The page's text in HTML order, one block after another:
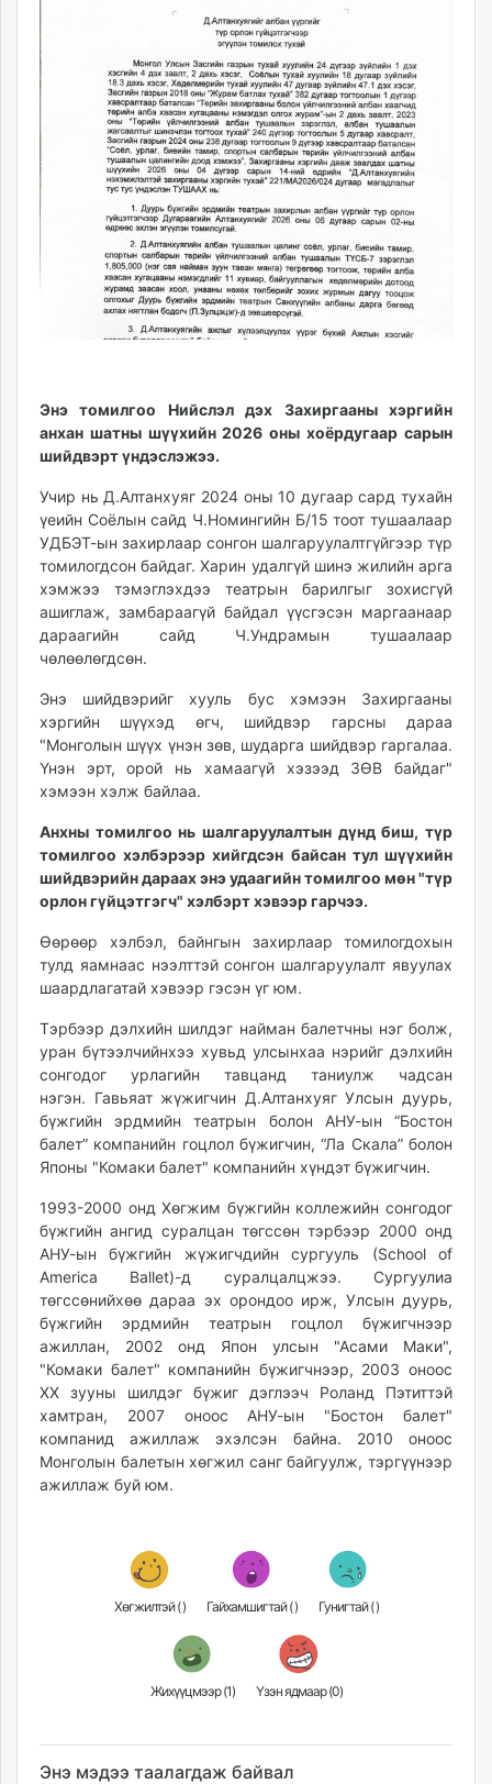
unuudur.mn
isee.mn
mglradio.com
fact.mn
itoim.mn
shuum.mn
times.mn
tvmongolia.mn
paparazzi.mn
unread.today
Энэ томилгоо Нийслэл дэх Захиргааны хэргийн
анхан шатны шүүхийн 2026 оны хоёрдугаар сарын
шийдвэрт үндэслэжээ.
Учир нь Д.Алтанхуяг 2024 оны 10 дугаар сард тухайн
үеийн Соёлын сайд Ч.Номингийн Б/15 тоот тушаалаар
УДБЭТ-ын захирлаар сонгон шалгаруулалтгүйгээр түр
томилогдсон байдаг. Харин удалгүй шинэ жилийн арга
хэмжээ тэмэглэхдээ театрын барилгыг зохисгүй
ашиглаж, замбараагүй байдал үүсгэсэн маргаанаар
дараагийн сайд Ч.Ундрамын тушаалаар
чөлөөлөгдсөн.
Энэ шийдвэрийг хууль бус хэмээн Захиргааны
хэргийн шүүхэд өгч, шийдвэр гарсны дараа
"Монголын шүүх үнэн зөв, шударга шийдвэр гаргалаа.
Үнэн эрт, орой нь хамаагүй хэзээд ЗӨВ байдаг"
хэмээн хэлж байлаа.
Анхны томилгоо нь шалгаруулалтын дүнд биш, түр
томилгоо хэлбэрээр хийгдсэн байсан тул шүүхийн
шийдвэрийн дараах энэ удаагийн томилгоо мөн "түр
орлон гүйцэтгэгч" хэлбэрт хэвээр гарчээ.
Өөрөөр хэлбэл, байнгын захирлаар томилогдохын
тулд яамнаас нээлттэй сонгон шалгаруулалт явуулах
шаардлагатай хэвээр гэсэн үг юм.
Тэрбээр дэлхийн шилдэг найман балетчны нэг болж,
уран бүтээлчийнхээ хувьд улсынхаа нэрийг дэлхийн
сонгодог урлагийн тавцанд таниулж чадсан
нэгэн. Гавьяат жүжигчин Д.Алтанхуяг Улсын дуурь,
бүжгийн эрдмийн театрын болон АНУ-ын “Бостон
балет” компанийн гоцлол бүжигчин, “Ла Скала” болон
Японы "Комаки балет" компанийн хүндэт бүжигчин.
1993-2000 онд Хөгжим бүжгийн коллежийн сонгодог
бүжгийн ангид суралцан төгссөн тэрбээр 2000 онд
АНУ-ын бүжгийн жүжигчдийн сургууль (School of
America Ballet)-д суралцалцжээ. Сургуулиа
төгссөнийхөө дараа эх орондоо ирж, Улсын дуурь,
бүжгийн эрдмийн театрын гоцлол бүжигчнээр
ажиллан, 2002 онд Япон улсын "Асами Маки",
"Комаки балет" компанийн бүжигчнээр, 2003 оноос
XX зууны шилдэг бүжиг дэглээч Роланд Пэтиттэй
хамтран, 2007 оноос АНУ-ын "Бостон балет"
компанид ажиллаж эхэлсэн байна. 2010 оноос
Монголын балетын хөгжил санг байгуулж, тэргүүнээр
ажиллаж буй юм.
Хөгжилтэй () Гайхамшигтай () Гунигтай ()
Жихүүцмээр (1) Үзэн ядмаар (0)
Энэ мэдээ таалагдаж байвал